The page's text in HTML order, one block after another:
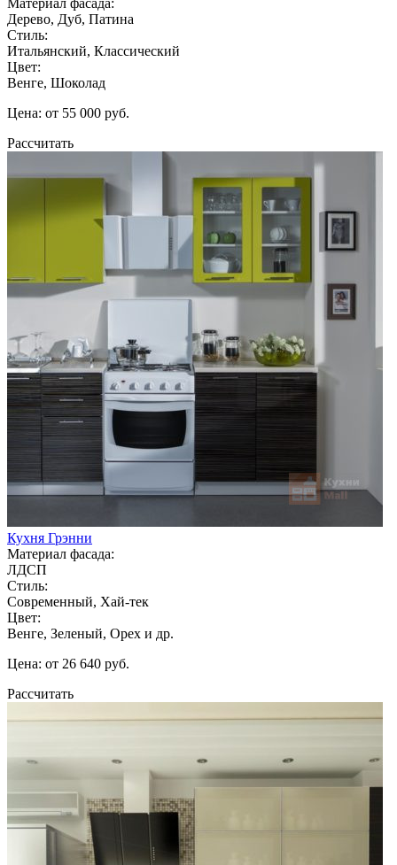
Дерево, Дуб, Патина
Стиль:
Итальянский, Классический
Цвет:
Венге, Шоколад
Цена: от 55 000 руб.
Рассчитать
Кухня Грэнни
Материал фасада:
ЛДСП
Стиль:
Современный, Хай-тек
Цвет:
Венге, Зеленый, Орех и др.
Цена: от 26 640 руб.
Рассчитать